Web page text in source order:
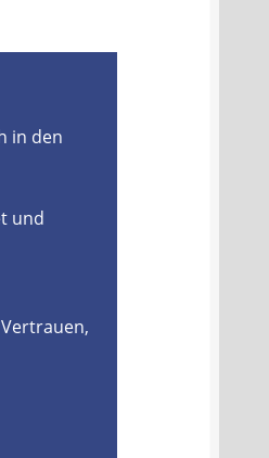
in den
und